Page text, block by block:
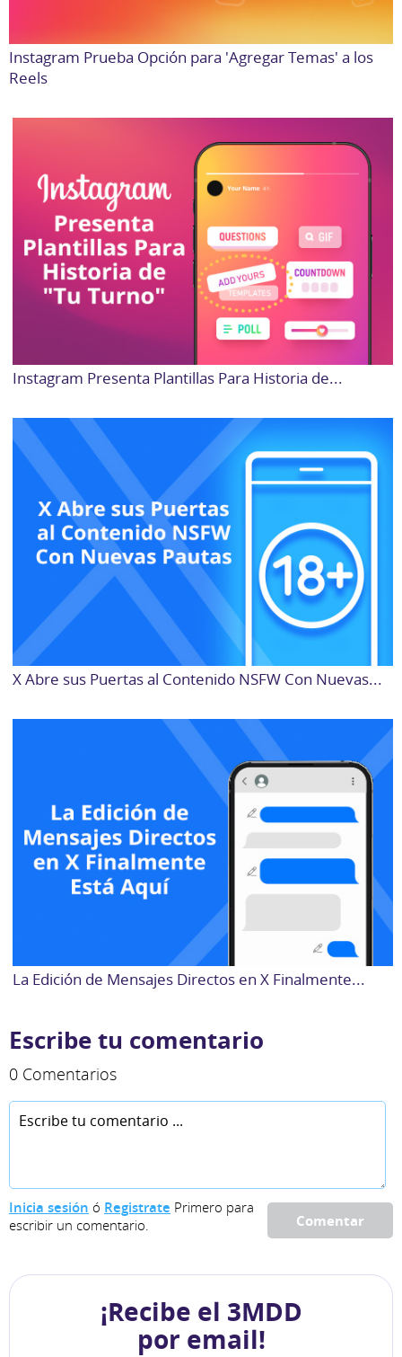
Instagram Prueba Opción para 'Agregar Temas' a los
Reels
Instagram Presenta Plantillas Para Historia de...
X Abre sus Puertas al Contenido NSFW Con Nuevas...
La Edición de Mensajes Directos en X Finalmente...
Escribe tu comentario
0 Comentarios
Comentar
Inicia sesión ó Registrate Primero para
escribir un comentario.
¡Recibe el 3MDD
por email!